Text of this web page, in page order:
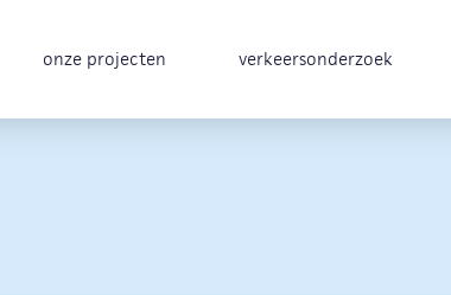
onze projecten verkeersonderzoek